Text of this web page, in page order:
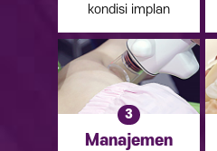
kondisi implan
3
Manajemen